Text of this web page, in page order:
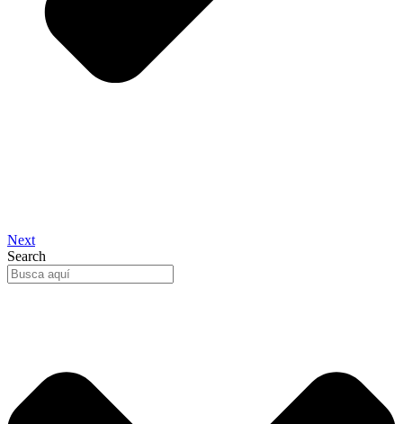
Next
Search